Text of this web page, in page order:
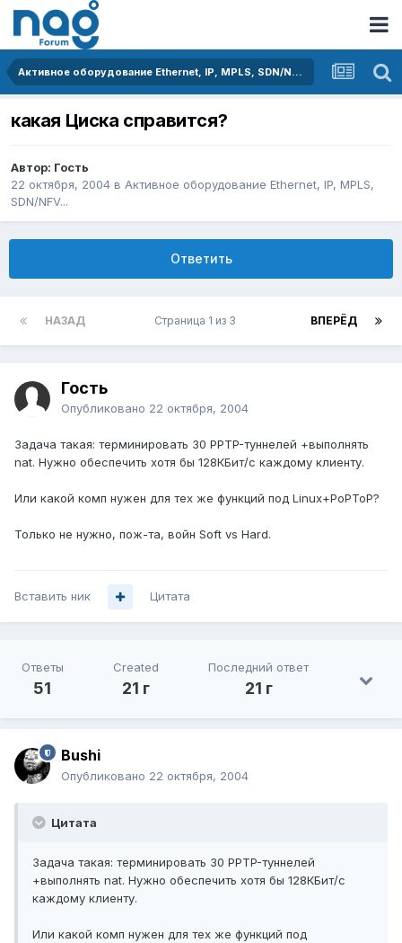
Активное оборудование Ethernet, IP, MPLS, SDN/NFV...
какая Циска справится?
Автор: Гость
22 октября, 2004 в Активное оборудование Ethernet, IP, MPLS,
SDN/NFV...
Ответить
НАЗАД ВПЕРЁД
Страница 1 из 3
Гость
Опубликовано 22 октября, 2004
Задача такая: терминировать 30 PPTP-туннелей +выполнять
nat. Нужно обеспечить хотя бы 128КБит/с каждому клиенту.
Или какой комп нужен для тех же функций под Linux+PoPToP?
Только не нужно, пож-та, войн Soft vs Hard.
Вставить ник Цитата
Ответы
51
Created
21 г
Последний ответ
21 г
Bushi
Опубликовано 22 октября, 2004
Цитата
Задача такая: терминировать 30 PPTP-туннелей
+выполнять nat. Нужно обеспечить хотя бы 128КБит/с
каждому клиенту.
Или какой комп нужен для тех же функций под